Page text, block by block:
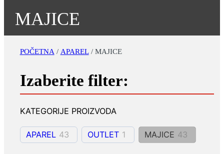
MAJICE
POČETNA / APAREL/ MAJICE
Izaberite filter:
KATEGORIJE PROIZVODA
APAREL 43 OUTLET 1 MAJICE 43